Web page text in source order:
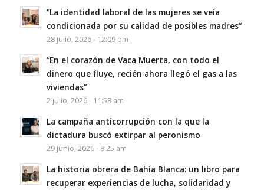
“La identidad laboral de las mujeres se veía
condicionada por su calidad de posibles madres”
28 julio, 2026 - 12:09 pm
“En el corazón de Vaca Muerta, con todo el
dinero que fluye, recién ahora llegó el gas a las
viviendas”
2 julio, 2026 - 11:58 am
La campaña anticorrupción con la que la
dictadura buscó extirpar al peronismo
29 junio, 2026 - 8:25 am
La historia obrera de Bahía Blanca: un libro para
recuperar experiencias de lucha, solidaridad y